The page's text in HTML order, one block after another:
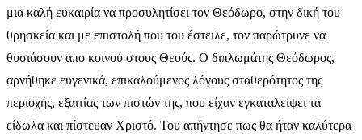
μια καλή ευκαιρία να προσυλητίσει τον Θεόδωρο, στην δική του
θρησκεία και με επιστολή που του έστειλε, τον παρώτρυνε να
θυσιάσουν απο κοινού στους Θεούς. Ο διπλωμάτης Θεόδωρος,
αρνήθηκε ευγενικά, επικαλούμενος λόγους σταθερότητος της
περιοχής, εξαιτίας των πιστών της, που είχαν εγκαταλείψει τα
είδωλα και πίστευαν Χριστό. Του απήντησε πως θα ήταν καλύτερα